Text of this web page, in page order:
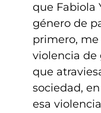
que Fabiola
género de
primero, me
violencia de
que
sociedad,
esa